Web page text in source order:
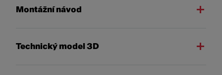
Montážní návod
Technický model 3D